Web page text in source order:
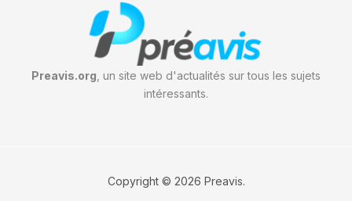
Preavis.org , un site web d'actualités sur tous les sujets
intéressants.
Copyright © 2026 Preavis.